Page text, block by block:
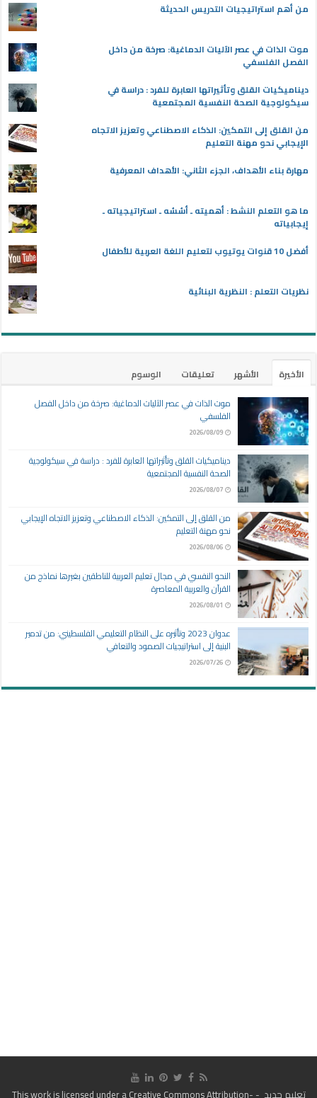
من أهم استراتيجيات التدريس الحديثة
موت الذات في عصر الآليات الدماغية: صرخة من داخل
الفصل الفلسفي
ديناميكيات القلق وتأثيراتها العابرة للفرد : دراسة في
سيكولوجية الصحة النفسية المجتمعية
من القلق إلى التمكين: الذكاء الاصطناعي وتعزيز الاتجاه
الإيجابي نحو مهنة التعليم
مهارة بناء الأهداف، الجزء الثاني: الأهداف المعرفية
ما هو التعلم النشط : أهميته ـ أسُسُه ـ استراتيجياته ـ
إيجابياته
أفضل 10 قنوات يوتيوب لتعليم اللغة العربية للأطفال
نظريات التعلم : النظرية البنائية
الأخيرة الأشهر تعليقات
الوسوم
موت الذات في عصر الآليات الدماغية: صرخة من داخل الفصل
الفلسفي
2026/08/09
ديناميكيات القلق وتأثيراتها العابرة للفرد : دراسة في سيكولوجية
الصحة النفسية المجتمعية
2026/08/07
من القلق إلى التمكين: الذكاء الاصطناعي وتعزيز الاتجاه الإيجابي
نحو مهنة التعليم
2026/08/06
النحو النفسي في مجال تعليم العربية للناطقين بغيرها نماذج من
القرآن والعربية المعاصرة
2026/08/01
عدوان 2023 وتأثيره على النظام التعليمي الفلسطيني: من تدمير
البنية إلى استراتيجيات الصمود والتعافي
2026/07/26
تعليم جديد - This work is licensed under a
Creative Commons Attribution-